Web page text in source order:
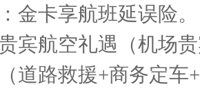
金卡享航班延误险。
宾航空礼遇（机场
道路救援+商务定